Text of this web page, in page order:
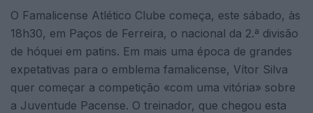
O Famalicense Atlético Clube começa, este sábado, às
18h30, em Paços de Ferreira, o nacional da 2.ª divisão
de hóquei em patins. Em mais uma época de grandes
expetativas para o emblema famalicense, Vítor Silva
quer começar a competição «com uma vitória» sobre
a Juventude Pacense. O treinador, que chegou esta